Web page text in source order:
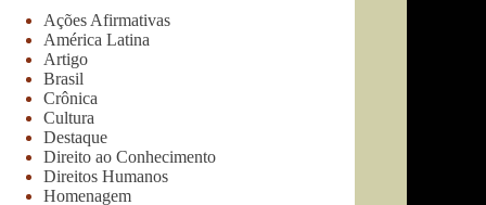
Ações Afirmativas
América Latina
Artigo
Brasil
Crônica
Cultura
Destaque
Direito ao Conhecimento
Direitos Humanos
Homenagem